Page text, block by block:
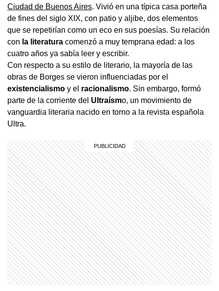
Ciudad de Buenos Aires. Vivió en una típica casa porteña
de fines del siglo XIX, con patio y aljibe, dos elementos
que se repetirían como un eco en sus poesías. Su relación
con la literatura comenzó a muy temprana edad: a los
cuatro años ya sabía leer y escribir.
Con respecto a su estilo de literario, la mayoría de las
obras de Borges se vieron influenciadas por el
existencialismo y el racionalismo. Sin embargo, formó
parte de la corriente del Ultraísmo, un movimiento de
vanguardia literaria nacido en torno a la revista española
Ultra.